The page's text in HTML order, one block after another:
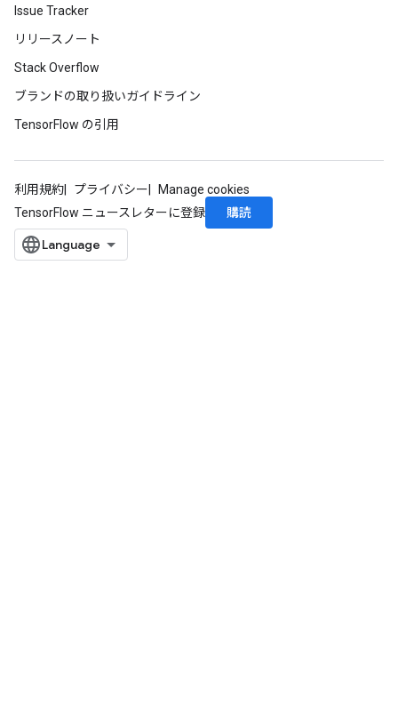
Issue Tracker
リリースノート
Stack Overflow
ブランドの取り扱いガイドライン
TensorFlow の引用
利用規約 プライバシー
Manage cookies
TensorFlow ニュースレターに登録
購読